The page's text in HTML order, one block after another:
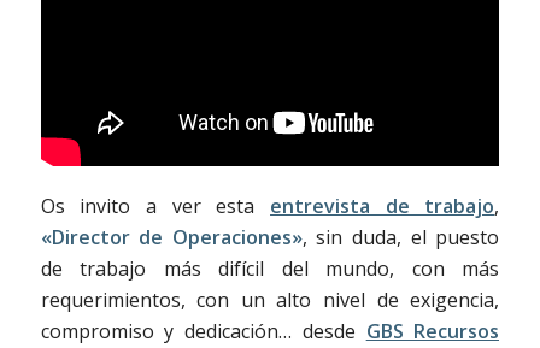
Os invito a ver esta entrevista de trabajo,
«Director de Operaciones», sin duda, el puesto
de trabajo más difícil del mundo, con más
requerimientos, con un alto nivel de exigencia,
compromiso y dedicación… desde GBS Recursos